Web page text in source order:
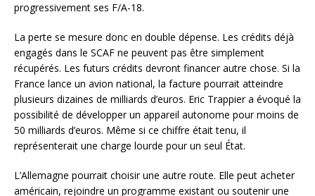
progressivement ses F/A-18.
La perte se mesure donc en double dépense. Les crédits déjà
engagés dans le SCAF ne peuvent pas être simplement
récupérés. Les futurs crédits devront financer autre chose. Si la
France lance un avion national, la facture pourrait atteindre
plusieurs dizaines de milliards d’euros. Eric Trappier a évoqué la
possibilité de développer un appareil autonome pour moins de
50 milliards d’euros. Même si ce chiffre était tenu, il
représenterait une charge lourde pour un seul État.
L’Allemagne pourrait choisir une autre route. Elle peut acheter
américain, rejoindre un programme existant ou soutenir une